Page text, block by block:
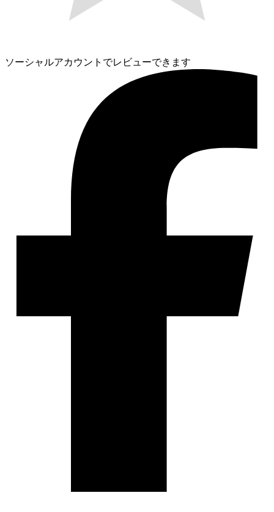
ソーシャルアカウントでレビューできます